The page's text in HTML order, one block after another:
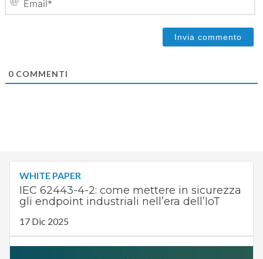
0COMMENTI
WHITE PAPER
IEC 62443-4-2: come mettere in sicurezza
gli endpoint industriali nell’era dell’IoT
17 Dic 2025